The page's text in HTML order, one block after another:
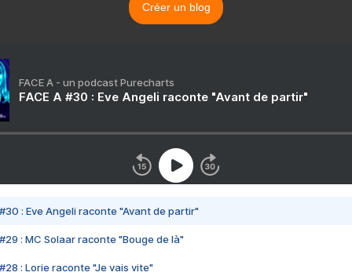
Créer un blog
FACE A - un podcast Purecharts
FACE A #30 : Eve Angeli raconte "Avant de partir"
#30 : Eve Angeli raconte "Avant de partir"
#29 : MC Solaar raconte "Bouge de là"
#28 : Lorie raconte "Je vais vite"